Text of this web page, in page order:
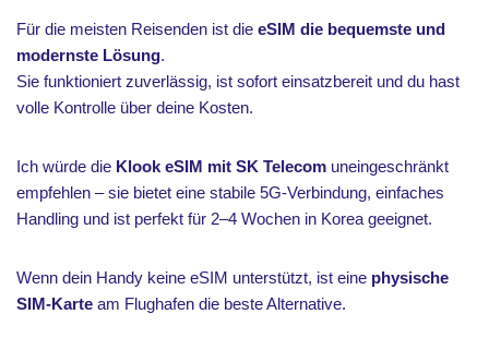
Für die meisten Reisenden ist die eSIM die bequemste und
modernste Lösung.
Sie funktioniert zuverlässig, ist sofort einsatzbereit und du hast
volle Kontrolle über deine Kosten.
Ich würde die Klook eSIM mit SK Telecom uneingeschränkt
empfehlen – sie bietet eine stabile 5G-Verbindung, einfaches
Handling und ist perfekt für 2–4 Wochen in Korea geeignet.
Wenn dein Handy keine eSIM unterstützt, ist eine physische
SIM-Karte am Flughafen die beste Alternative.